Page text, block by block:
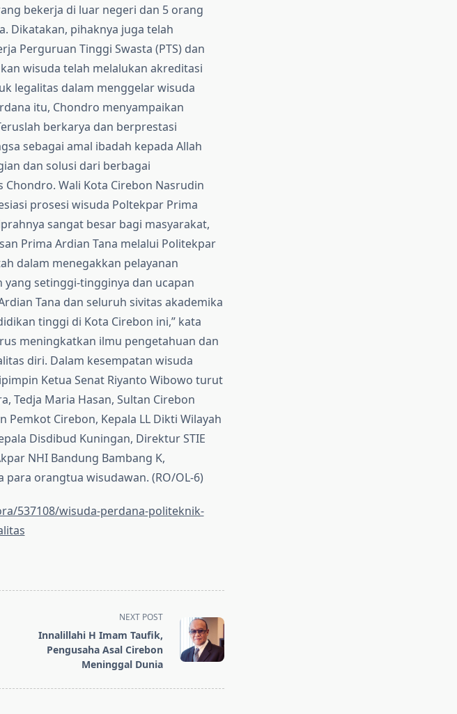
bekerja di luar negeri dan 5 orang
Dikatakan, pihaknya juga telah
Perguruan Tinggi Swasta (PTS) dan
wisuda telah melalukan akreditasi
legalitas dalam menggelar wisuda
itu, Chondro menyampaikan
berkarya dan berprestasi
sebagai amal ibadah kepada Allah
dan solusi dari berbagai
Wali Kota Cirebon Nasrudin
prosesi wisuda Poltekpar Prima
sangat besar bagi masyarakat,
Prima Ardian Tana melalui Politekpar
dalam menegakkan pelayanan
yang setinggi-tingginya dan ucapan
Tana dan seluruh sivitas akademika
tinggi di Kota Cirebon ini,” kata
meningkatkan ilmu pengetahuan dan
diri. Dalam kesempatan wisuda
Ketua Senat Riyanto Wibowo turut
Tedja Maria Hasan, Sultan Cirebon
Cirebon, Kepala LL Dikti Wilayah
Disdibud Kuningan, Direktur STIE
NHI Bandung Bambang K,
orangtua wisudawan. (RO/OL-6)
537108/wisuda-perdana-politeknik-
NEXT POST
Innalillahi H Imam Taufik,
Pengusaha Asal Cirebon
Meninggal Dunia